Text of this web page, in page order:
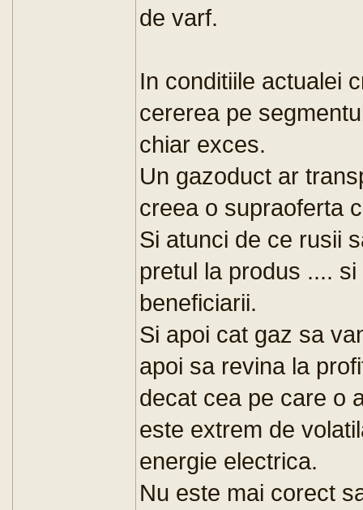
de varf.
In conditiile actualei
cererea pe
chiar exces.
Un gazoduct ar
creea o supraoferta
Si atunci de ce rusii
pretul la produs ....
beneficiarii.
Si apoi cat gaz sa
apoi sa revina la
decat cea pe care o
este extrem de
energie electrica.
Nu este mai corect